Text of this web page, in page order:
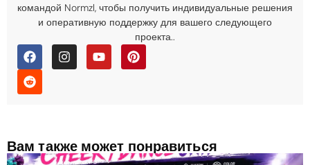
командой Normzl, чтобы получить индивидуальные решения
и оперативную поддержку для вашего следующего
проекта..
Вам также может понравиться